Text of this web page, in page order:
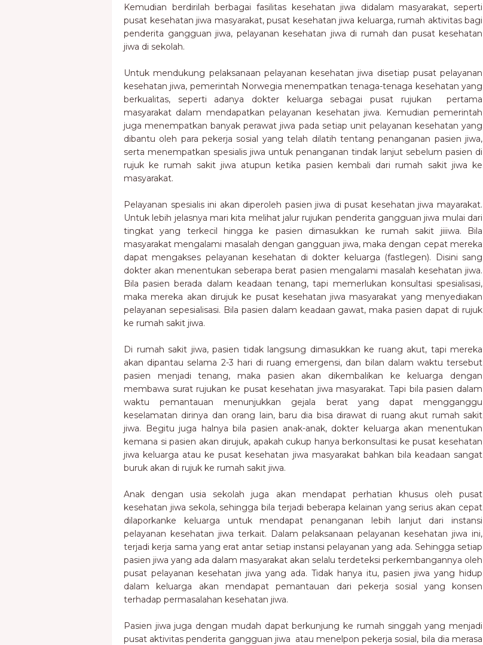
Kemudian berdirilah berbagai fasilitas kesehatan jiwa didalam masyarakat, seperti
pusat kesehatan jiwa masyarakat, pusat kesehatan jiwa keluarga, rumah aktivitas bagi
penderita gangguan jiwa, pelayanan kesehatan jiwa di rumah dan pusat kesehatan
jiwa di sekolah.
Untuk mendukung pelaksanaan pelayanan kesehatan jiwa disetiap pusat pelayanan
kesehatan jiwa, pemerintah Norwegia menempatkan tenaga-tenaga kesehatan yang
berkualitas, seperti adanya dokter keluarga sebagai pusat rujukan pertama
masyarakat dalam mendapatkan pelayanan kesehatan jiwa. Kemudian pemerintah
juga menempatkan banyak perawat jiwa pada setiap unit pelayanan kesehatan yang
dibantu oleh para pekerja sosial yang telah dilatih tentang penanganan pasien jiwa,
serta menempatkan spesialis jiwa untuk penanganan tindak lanjut sebelum pasien di
rujuk ke rumah sakit jiwa atupun ketika pasien kembali dari rumah sakit jiwa ke
masyarakat.
Pelayanan spesialis ini akan diperoleh pasien jiwa di pusat kesehatan jiwa mayarakat.
Untuk lebih jelasnya mari kita melihat jalur rujukan penderita gangguan jiwa mulai dari
tingkat yang terkecil hingga ke pasien dimasukkan ke rumah sakit jiiiwa. Bila
masyarakat mengalami masalah dengan gangguan jiwa, maka dengan cepat mereka
dapat mengakses pelayanan kesehatan di dokter keluarga (fastlegen). Disini sang
dokter akan menentukan seberapa berat pasien mengalami masalah kesehatan jiwa.
Bila pasien berada dalam keadaan tenang, tapi memerlukan konsultasi spesialisasi,
maka mereka akan dirujuk ke pusat kesehatan jiwa masyarakat yang menyediakan
pelayanan sepesialisasi. Bila pasien dalam keadaan gawat, maka pasien dapat di rujuk
ke rumah sakit jiwa.
Di rumah sakit jiwa, pasien tidak langsung dimasukkan ke ruang akut, tapi mereka
akan dipantau selama 2-3 hari di ruang emergensi, dan bilan dalam waktu tersebut
pasien menjadi tenang, maka pasien akan dikembalikan ke keluarga dengan
membawa surat rujukan ke pusat kesehatan jiwa masyarakat. Tapi bila pasien dalam
waktu pemantauan menunjukkan gejala berat yang dapat mengganggu
keselamatan dirinya dan orang lain, baru dia bisa dirawat di ruang akut rumah sakit
jiwa. Begitu juga halnya bila pasien anak-anak, dokter keluarga akan menentukan
kemana si pasien akan dirujuk, apakah cukup hanya berkonsultasi ke pusat kesehatan
jiwa keluarga atau ke pusat kesehatan jiwa masyarakat bahkan bila keadaan sangat
buruk akan di rujuk ke rumah sakit jiwa.
Anak dengan usia sekolah juga akan mendapat perhatian khusus oleh pusat
kesehatan jiwa sekola, sehingga bila terjadi beberapa kelainan yang serius akan cepat
dilaporkanke keluarga untuk mendapat penanganan lebih lanjut dari instansi
pelayanan kesehatan jiwa terkait. Dalam pelaksanaan pelayanan kesehatan jiwa ini,
terjadi kerja sama yang erat antar setiap instansi pelayanan yang ada. Sehingga setiap
pasien jiwa yang ada dalam masyarakat akan selalu terdeteksi perkembangannya oleh
pusat pelayanan kesehatan jiwa yang ada. Tidak hanya itu, pasien jiwa yang hidup
dalam keluarga akan mendapat pemantauan dari pekerja sosial yang konsen
terhadap permasalahan kesehatan jiwa.
Pasien jiwa juga dengan mudah dapat berkunjung ke rumah singgah yang menjadi
pusat aktivitas penderita gangguan jiwa atau menelpon pekerja sosial, bila dia merasa